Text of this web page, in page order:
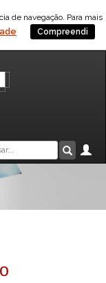
de navegação. Para mais
Compreendi